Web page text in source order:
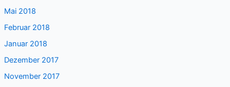
Mai 2018
Februar 2018
Januar 2018
Dezember 2017
November 2017